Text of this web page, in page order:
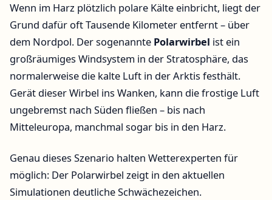
Wenn im Harz plötzlich polare Kälte einbricht, liegt der
Grund dafür oft Tausende Kilometer entfernt – über
dem Nordpol. Der sogenannte Polarwirbel ist ein
großräumiges Windsystem in der Stratosphäre, das
normalerweise die kalte Luft in der Arktis festhält.
Gerät dieser Wirbel ins Wanken, kann die frostige Luft
ungebremst nach Süden fließen – bis nach
Mitteleuropa, manchmal sogar bis in den Harz.
Genau dieses Szenario halten Wetterexperten für
möglich: Der Polarwirbel zeigt in den aktuellen
Simulationen deutliche Schwächezeichen.